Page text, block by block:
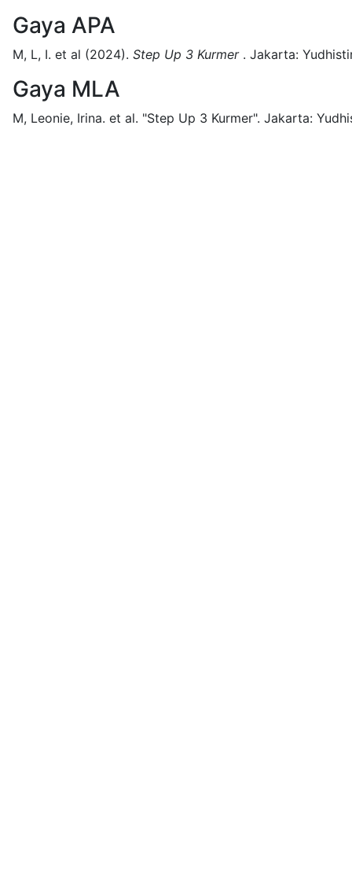
Gaya APA
M, L, I. et al (2024). Step Up 3 Kurmer. Jakarta:
Gaya MLA
M, Leonie, Irina. et al. "Step Up 3 Kurmer". Jakarta: